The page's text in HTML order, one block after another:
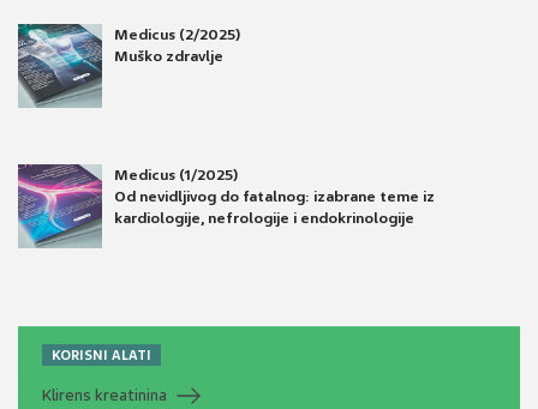
Medicus (2/2025)
Muško zdravlje
Medicus (1/2025)
Od nevidljivog do fatalnog: izabrane teme iz
kardiologije, nefrologije i endokrinologije
KORISNI ALATI
Klirens kreatinina